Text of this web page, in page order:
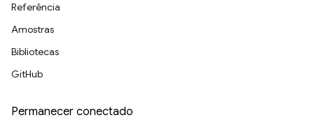
Referência
Amostras
Bibliotecas
GitHub
Permanecer conectado